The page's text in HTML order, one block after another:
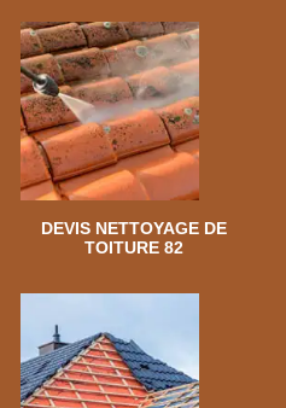
DEVIS NETTOYAGE DE
TOITURE 82